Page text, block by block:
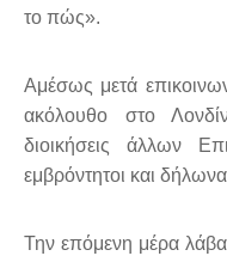
το πώς».
Αμέσως μετά
ακόλουθο στο
διοικήσεις άλλων
εμβρόντητοι και
Την επόμενη μέρα